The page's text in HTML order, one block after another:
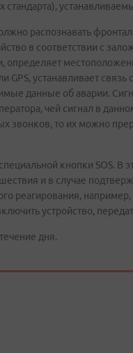
стандарта),
распознавать
в соответствии с
определяет
GPS, устанавливает
данные об аварии.
чей сигнал в
звонков, то их можно
кнопки SOS. В
и в случае
реагирования,
устройство,
дня.